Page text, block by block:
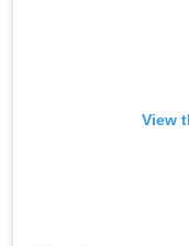
View